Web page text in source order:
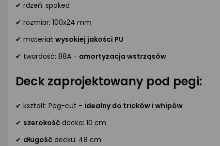
✔ rdzeń: spoked
✔ rozmiar: 100x24 mm
✔ materiał: wysokiej jakości PU
✔ twardość: 88A - amortyzacja wstrząsów
Deck zaprojektowany pod pegi:
✔ kształt: Peg-cut - idealny do tricków i whipów
✔ szerokość decka: 10 cm
✔ długość decku: 48 cm